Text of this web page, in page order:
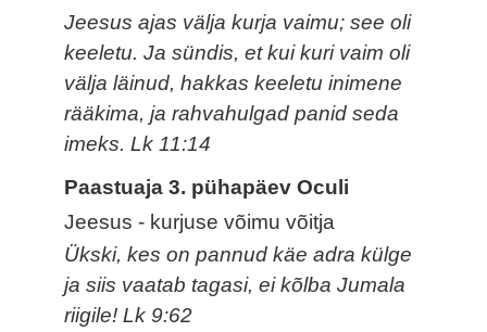
Jeesus ajas välja kurja vaimu; see oli
keeletu. Ja sündis, et kui kuri vaim oli
välja läinud, hakkas keeletu inimene
rääkima, ja rahvahulgad panid seda
imeks. Lk 11:14
Paastuaja 3. pühapäev Oculi
Jeesus - kurjuse võimu võitja
Ükski, kes on pannud käe adra külge
ja siis vaatab tagasi, ei kõlba Jumala
riigile! Lk 9:62